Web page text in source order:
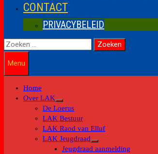
CONTACT
PRIVACYBELEID
Zoeken
naar:
Menu
Home
Over LAK
Toon
submenu
De Loerus
LAK Bestuur
LAK Raod van Elluf
LAK Jeugdraad
Toon
Jeugdraad aanmelding